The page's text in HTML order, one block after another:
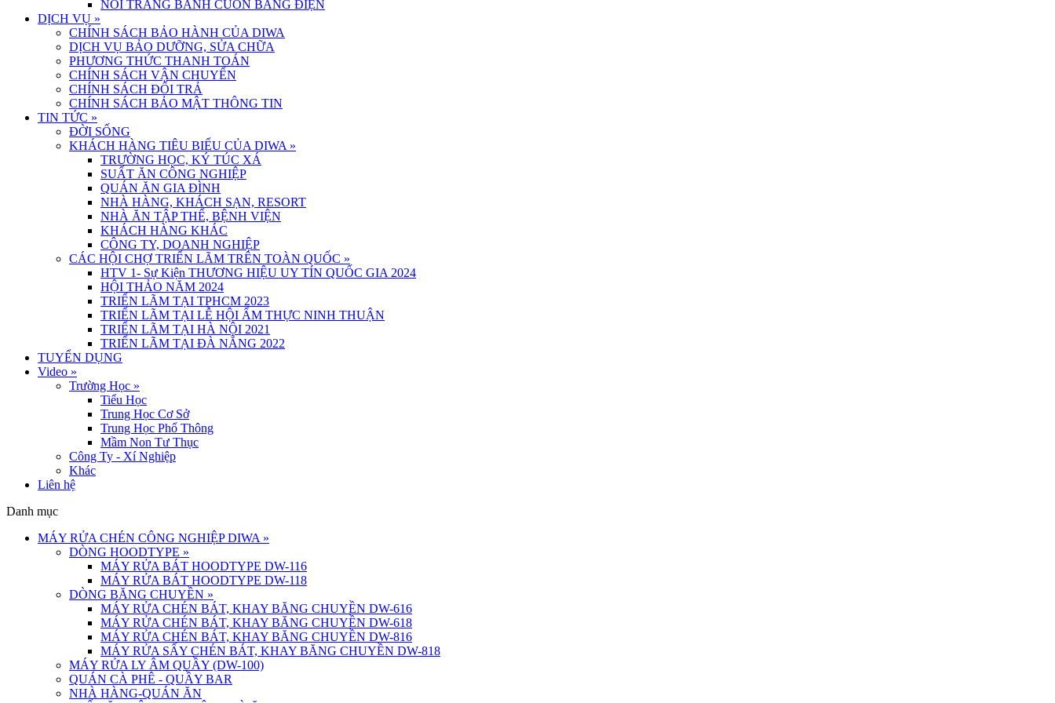
NỒI TRÁNG BÁNH CUỐN BẰNG ĐIỆN
DỊCH VỤ »
CHÍNH SÁCH BẢO HÀNH CỦA DIWA
DỊCH VỤ BẢO DƯỠNG, SỬA CHỮA
PHƯƠNG THỨC THANH TOÁN
CHÍNH SÁCH VẬN CHUYỂN
CHÍNH SÁCH ĐỔI TRẢ
CHÍNH SÁCH BẢO MẬT THÔNG TIN
TIN TỨC »
ĐỜI SỐNG
KHÁCH HÀNG TIÊU BIỂU CỦA DIWA »
TRƯỜNG HỌC, KÝ TÚC XÁ
SUẤT ĂN CÔNG NGHIỆP
QUÁN ĂN GIA ĐÌNH
NHÀ HÀNG, KHÁCH SẠN, RESORT
NHÀ ĂN TẬP THỂ, BỆNH VIỆN
KHÁCH HÀNG KHÁC
CÔNG TY, DOANH NGHIỆP
CÁC HỘI CHỢ TRIỂN LÃM TRÊN TOÀN QUỐC »
HTV 1- Sự Kiện THƯƠNG HIỆU UY TÍN QUỐC GIA 2024
HỘI THẢO NĂM 2024
TRIỂN LÃM TẠI TPHCM 2023
TRIỂN LÃM TẠI LỄ HỘI ẨM THỰC NINH THUẬN
TRIỂN LÃM TẠI HÀ NỘI 2021
TRIỂN LÃM TẠI ĐÀ NẴNG 2022
TUYỂN DỤNG
Video »
Trường Học »
Tiểu Học
Trung Học Cơ Sở
Trung Học Phổ Thông
Mầm Non Tư Thục
Công Ty - Xí Nghiệp
Khác
Liên hệ
Danh mục
MÁY RỬA CHÉN CÔNG NGHIỆP DIWA »
DÒNG HOODTYPE »
MÁY RỬA BÁT HOODTYPE DW-116
MÁY RỬA BÁT HOODTYPE DW-118
DÒNG BĂNG CHUYỀN »
MÁY RỬA CHÉN BÁT, KHAY BĂNG CHUYỀN DW-616
MÁY RỬA CHÉN BÁT, KHAY BĂNG CHUYỀN DW-618
MÁY RỬA CHÉN BÁT, KHAY BĂNG CHUYỀN DW-816
MÁY RỬA SẤY CHÉN BÁT, KHAY BĂNG CHUYỀN DW-818
MÁY RỬA LY ÂM QUẦY (DW-100)
QUÁN CÀ PHÊ - QUẦY BAR
NHÀ HÀNG-QUÁN ĂN